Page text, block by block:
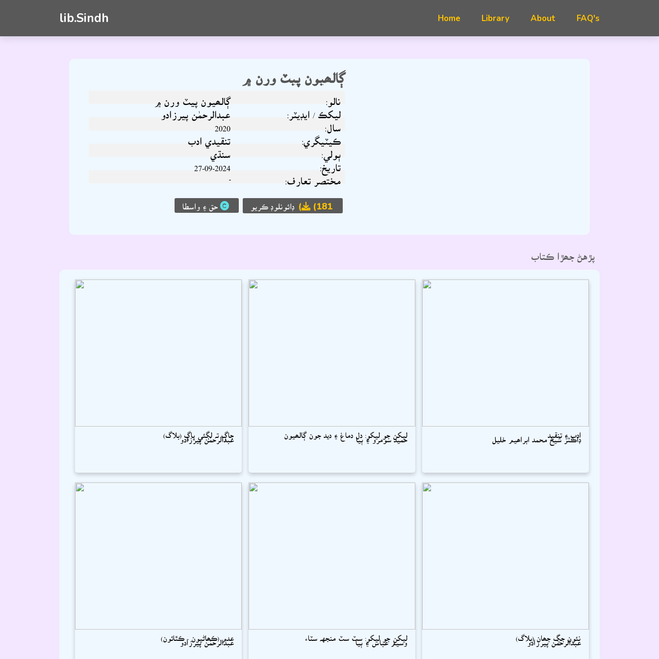
lib.Sindh FAQ's
ڳالھيون پيٽ ورن ۾
ڳالھيون پيٽ ورن ۾ نالو:
عبدالرحمٰن پيرزادو ليکڪ / ايڊيٽر:
سال:
تنقيدي ادب ڪيٽيگري:
سنڌي ٻولي:
27-09-2024 تاريخ:
مختصر تعارف:
(181) ڊائونلوڊ ڪريو حق ۽ واسطا
پڙهڻ جھڙا ڪتاب
ادب ۽ تنقيد
ڊاڪٽر شيخ محمد ابراھيم خليل
ليکن جو ليکو: دل دماغ ۽ ديد جون ڳالھيون
حميد سومرو ۽ ٻيا
جاڳ تہ لڳئي ڀاڳ (بلاگ)
عبدالرحمٰن پيرزادو
نئون جڳ جھان (بلاگ)
عبدالرحمٰن پيرزادو
ليکن جو ليکو: سٽ سٽ منجهہ سٽاء
وسيم عباس ۽ ٻيا
عدم (ڪھاڻيون - ڪٿائون)
عبدالرحمٰن پيرزادو